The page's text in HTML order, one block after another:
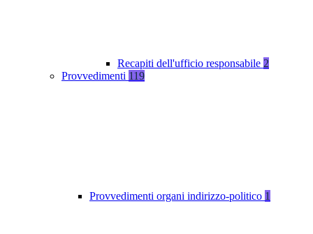
Recapiti dell'ufficio responsabile 2
Provvedimenti 119
Provvedimenti organi indirizzo-politico 1